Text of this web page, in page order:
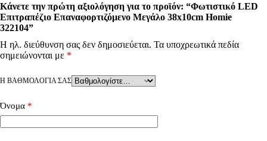
Κάνετε την πρώτη αξιολόγηση για το προϊόν: “Φωτιστικό LED
Επιτραπέζιο Επαναφορτιζόμενο Μεγάλο 38x10cm Homie
322104”
Η ηλ. διεύθυνση σας δεν δημοσιεύεται. Τα υποχρεωτικά πεδία
σημειώνονται με *
Η ΒΑΘΜΟΛΟΓΊΑ ΣΑΣ
Όνομα *